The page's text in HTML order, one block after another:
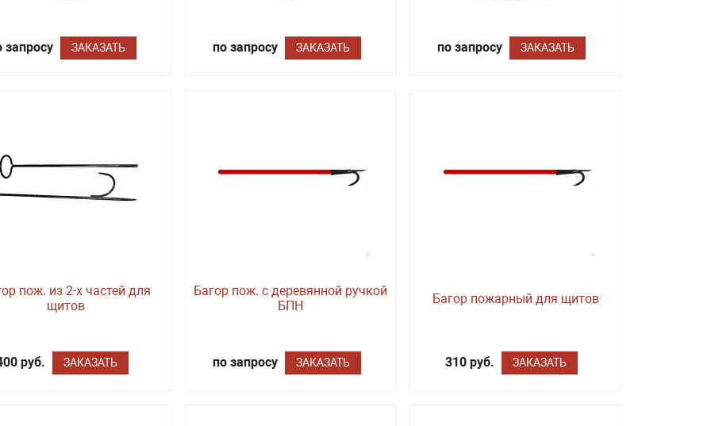
запросу ЗАКАЗАТЬ по запросу ЗАКАЗАТЬ по запросу ЗАКАЗАТЬ
пож. из 2-х частей для
щитов
руб. ЗАКАЗАТЬ
Багор пож. с деревянной ручкой
БПН
по запросу ЗАКАЗАТЬ
Багор пожарный для щитов
310 руб. ЗАКАЗАТЬ